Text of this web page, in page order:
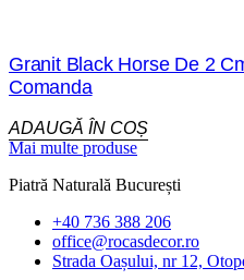
Granit Black Horse De 2
Comanda
ADAUGĂ ÎN COȘ
Mai multe produse
Piatră Naturală București
+40 736 388 206
office@rocasdecor.ro
Strada Oașului, nr 12,